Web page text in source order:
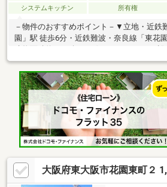
システムキッチン
所有権
－物件のおすすめポイント－▼立地・近鉄
園」駅 徒歩6分・近鉄難波・奈良線「東花
ス・前面に窓が設けられた壁付けタイプの
ップボード有・水回りを集約配置、家事動
り・2間の和室は客間や家事室としても利
されています※建物面積には車庫部分約
す※構造／木・鉄筋コンクリート造■ ご希
いします ━━━━━・・・物件の詳細・ご
合わせください。
大阪府東大阪市花園東町２